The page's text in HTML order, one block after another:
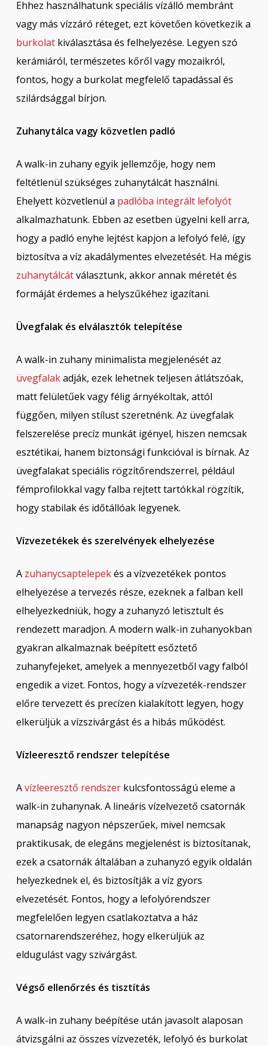
Ehhez használhatunk speciális vízálló membránt
vagy más vízzáró réteget, ezt követően következik a
burkolatkiválasztása és felhelyezése. Legyen szó
kerámiáról, természetes kőről vagy mozaikról,
fontos, hogy a burkolat megfelelő tapadással és
szilárdsággal bírjon.
Zuhanytálca vagy közvetlen padló
A walk-in zuhany egyik jellemzője, hogy nem
feltétlenül szükséges zuhanytálcát használni.
Ehelyett közvetlenül a padlóba integrált lefolyót
alkalmazhatunk. Ebben az esetben ügyelni kell arra,
hogy a padló enyhe lejtést kapjon a lefolyó felé, így
biztosítva a víz akadálymentes elvezetését. Ha mégis
zuhanytálcátválasztunk, akkor annak méretét és
formáját érdemes a helyszűkéhez igazítani.
Üvegfalak és elválasztók telepítése
A walk-in zuhany minimalista megjelenését az
üvegfalakadják, ezek lehetnek teljesen átlátszóak,
matt felületűek vagy félig árnyékoltak, attól
függően, milyen stílust szeretnénk. Az üvegfalak
felszerelése precíz munkát igényel, hiszen nemcsak
esztétikai, hanem biztonsági funkcióval is bírnak. Az
üvegfalakat speciális rögzítőrendszerrel, például
fémprofilokkal vagy falba rejtett tartókkal rögzítik,
hogy stabilak és időtállóak legyenek.
Vízvezetékek és szerelvények elhelyezése
A zuhanycsaptelepekés a vízvezetékek pontos
elhelyezése a tervezés része, ezeknek a falban kell
elhelyezkedniük, hogy a zuhanyzó letisztult és
rendezett maradjon. A modern walk-in zuhanyokban
gyakran alkalmaznak beépített esőztető
zuhanyfejeket, amelyek a mennyezetből vagy falból
engedik a vizet. Fontos, hogy a vízvezeték-rendszer
előre tervezett és precízen kialakított legyen, hogy
elkerüljük a vízszivárgást és a hibás működést.
Vízleeresztő rendszer telepítése
Avízleeresztő rendszerkulcsfontosságú eleme a
walk-in zuhanynak. A lineáris vízelvezető csatornák
manapság nagyon népszerűek, mivel nemcsak
praktikusak, de elegáns megjelenést is biztosítanak,
ezek a csatornák általában a zuhanyzó egyik oldalán
helyezkednek el, és biztosítják a víz gyors
elvezetését. Fontos, hogy a lefolyórendszer
megfelelően legyen csatlakoztatva a ház
csatornarendszeréhez, hogy elkerüljük az
eldugulást vagy szivárgást.
Végső ellenőrzés és tisztítás
A walk-in zuhany beépítése után javasolt alaposan
átvizsgálni az összes vízvezeték, lefolyó és burkolat